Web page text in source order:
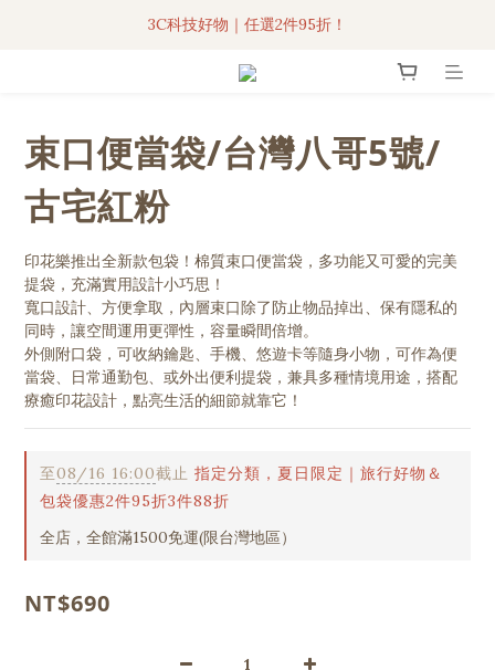
3C科技好物｜任選2件95折！
3C科技好物｜任選2件95折！
聯名iPhone手機殼現貨4折起🔥
3C科技好物｜任選2件95折！
束口便當袋/台灣八哥5號/
古宅紅粉
印花樂推出全新款包袋！棉質束口便當袋，多功能又可愛的完美
提袋，充滿實用設計小巧思！
寬口設計、方便拿取，內層束口除了防止物品掉出、保有隱私的
同時，讓空間運用更彈性，容量瞬間倍增。
外側附口袋，可收納鑰匙、手機、悠遊卡等隨身小物，可作為便
當袋、日常通勤包、或外出便利提袋，兼具多種情境用途，搭配
療癒印花設計，點亮生活的細節就靠它！
至08/16 16:00截止 指定分類，夏日限定｜旅行好物＆
包袋優惠2件95折3件88折
全店，全館滿1500免運(限台灣地區）
NT$690